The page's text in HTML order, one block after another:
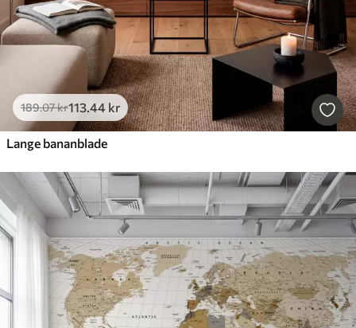
189.07kr113.44 kr
Lange bananblade